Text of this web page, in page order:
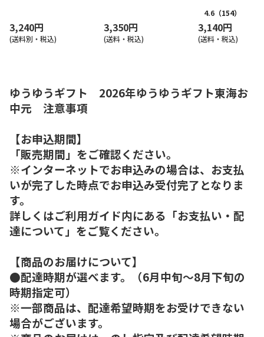
3,240円
(送料別・税込)
3,350円
(送料・税込)
4.6 （154）
3,140円
(送料・税込)
ゆうゆうギフト 2026年ゆうゆうギフト東海お
中元 注意事項
【お申込期間】
「販売期間」をご確認ください。
※インターネットでお申込みの場合は、お支払
いが完了した時点でお申込み受付完了となりま
す。
詳しくはご利用ガイド内にある「お支払い・配
達について」をご覧ください。
【商品のお届けについて】
●配達時期が選べます。（6月中旬～8月下旬の
時期指定可）
※一部商品は、配達希望時期をお受けできない
場合がございます。